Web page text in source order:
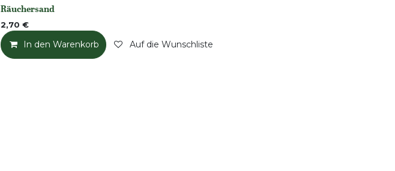
None
Räuchersand
2,70 €
In den Warenkorb Auf die Wunschliste